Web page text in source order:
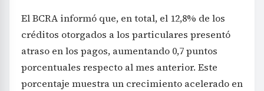
El BCRA informó que, en total, el 12,8% de los
créditos otorgados a los particulares presentó
atraso en los pagos, aumentando 0,7 puntos
porcentuales respecto al mes anterior. Este
porcentaje muestra un crecimiento acelerado en